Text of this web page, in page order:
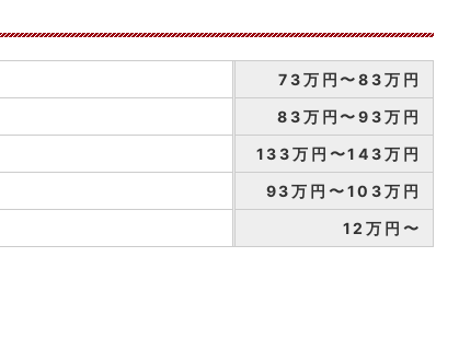
73万円〜83万円
83万円〜93万円
133万円〜143万円
93万円〜103万円
12万円〜